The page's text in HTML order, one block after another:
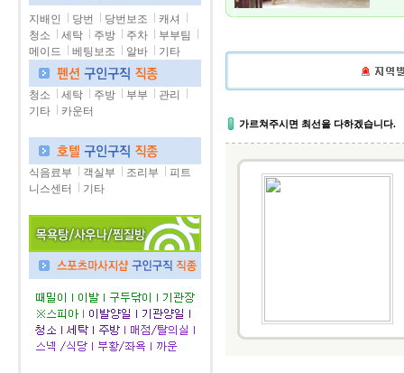
지배인 당번 당번보조
캐셔
청소
세탁 주방 주차
부부팀
메이드
베팅보조 알바 기타
청소 세탁 주방 부부
관리
기타
카운터
식음료부 객실부 조리부
피트
니스센터
기타
가르쳐주시면 최선을 다하겠습니다.